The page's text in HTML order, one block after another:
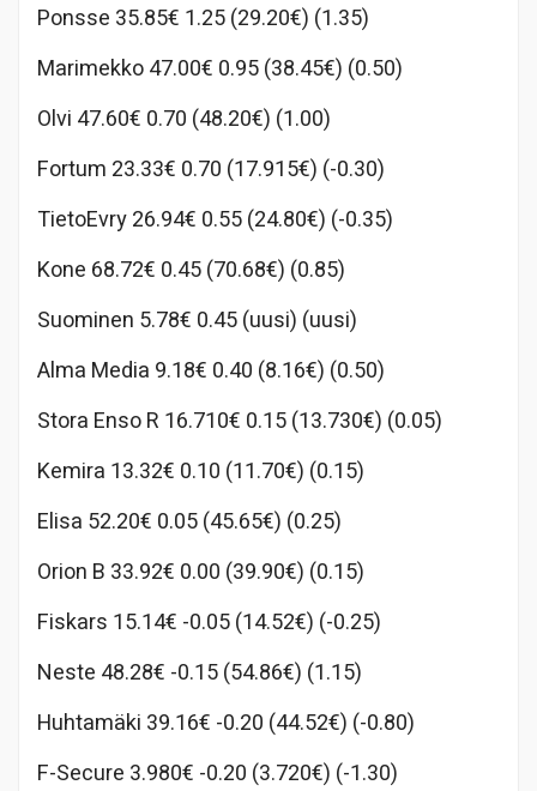
Ponsse 35.85€ 1.25 (29.20€) (1.35)
Marimekko 47.00€ 0.95 (38.45€) (0.50)
Olvi 47.60€ 0.70 (48.20€) (1.00)
Fortum 23.33€ 0.70 (17.915€) (-0.30)
TietoEvry 26.94€ 0.55 (24.80€) (-0.35)
Kone 68.72€ 0.45 (70.68€) (0.85)
Suominen 5.78€ 0.45 (uusi) (uusi)
Alma Media 9.18€ 0.40 (8.16€) (0.50)
Stora Enso R 16.710€ 0.15 (13.730€) (0.05)
Kemira 13.32€ 0.10 (11.70€) (0.15)
Elisa 52.20€ 0.05 (45.65€) (0.25)
Orion B 33.92€ 0.00 (39.90€) (0.15)
Fiskars 15.14€ -0.05 (14.52€) (-0.25)
Neste 48.28€ -0.15 (54.86€) (1.15)
Huhtamäki 39.16€ -0.20 (44.52€) (-0.80)
F-Secure 3.980€ -0.20 (3.720€) (-1.30)